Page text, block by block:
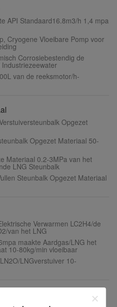
API Standaard16.8m3/h 1,4 mpa
Cryogene Vloeibare Pomp voor
Corrosiebestendig de
van de reeksmotor/h-
Opgezet
Opgezet Materiaal 50-
Materiaal 0.2-3MPa van het
LNG Steunbalk
Steunbalk Opgezet Materiaal
Verwarmen LC2H4/de
van het LNG
maakte Aardgas/LNG het
10-80kg/min vloeibaar
LNGverstuiver 10-